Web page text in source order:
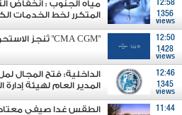
12:58
1356
views
مياه الجنوب : انخفاض
المتكرر لخط الخدمات
12:50
1428
views
"CMA CGM" تُنجز الاستحواذ على مجموعة فتّال
12:46
1345
views
الداخلية: فتح المجال
المدير العام لهيئة إدارة
11:44
الطقس غدا صيفي معتاد